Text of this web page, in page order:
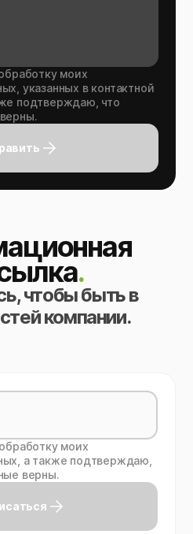
моих
указанных в контактной
подтверждаю, что
.
чтобы быть в
компании.
моих
а также подтверждаю,
верны.